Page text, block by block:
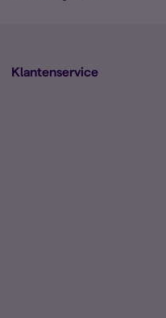
Klantenservice